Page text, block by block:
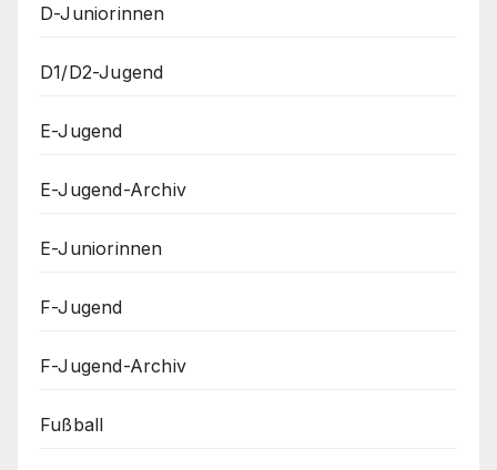
D-Juniorinnen
D1/D2-Jugend
E-Jugend
E-Jugend-Archiv
E-Juniorinnen
F-Jugend
F-Jugend-Archiv
Fußball